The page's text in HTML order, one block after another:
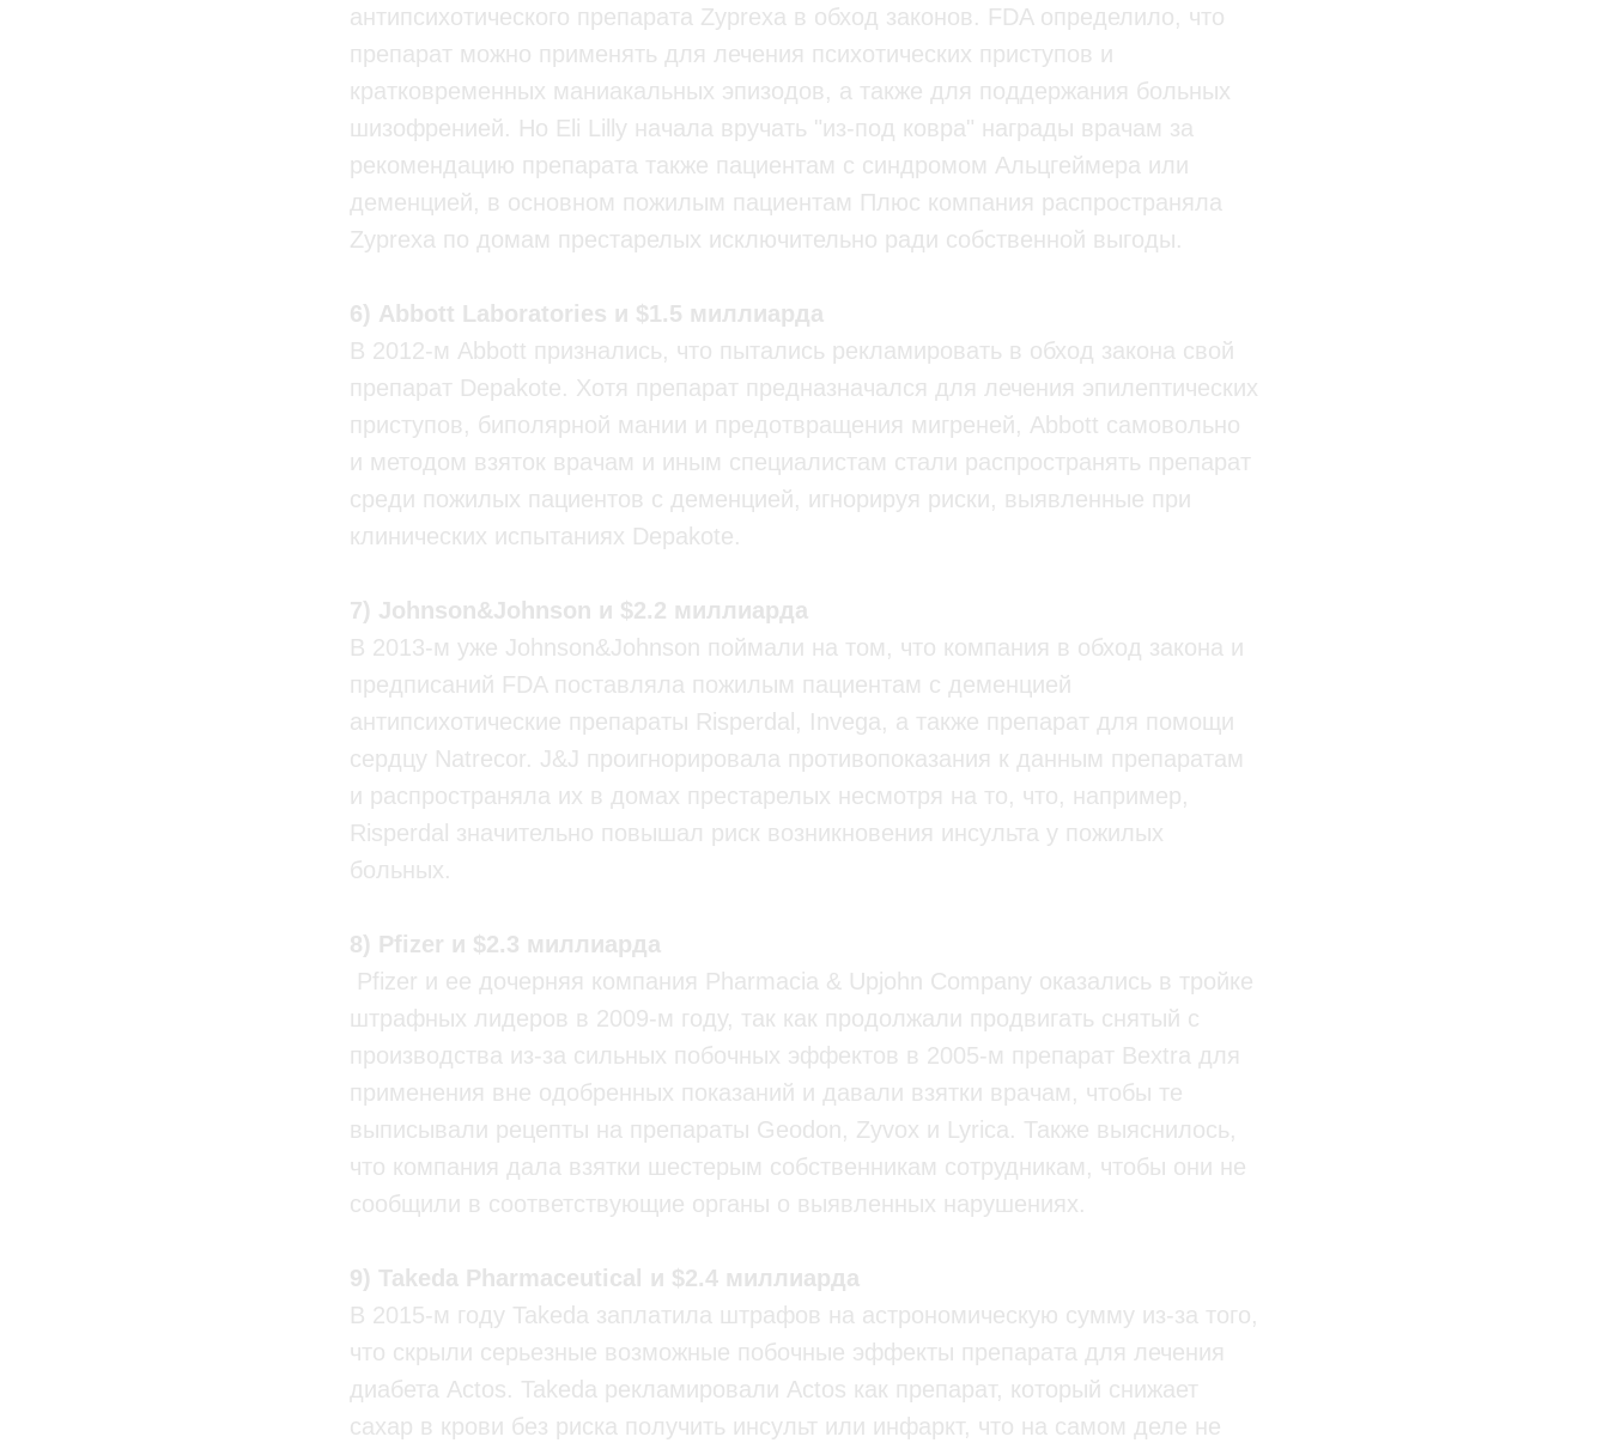
антипсихотического препарата Zyprexa в обход законов. FDA определило, что
препарат можно применять для лечения психотических приступов и
кратковременных маниакальных эпизодов, а также для поддержания больных
шизофренией. Но Eli Lilly начала вручать "из-под ковра" награды врачам за
рекомендацию препарата также пациентам с синдромом Альцгеймера или
деменцией, в основном пожилым пациентам Плюс компания распространяла
Zyprexa по домам престарелых исключительно ради собственной выгоды.
6) Abbott Laboratories и $1.5 миллиарда
В 2012-м Abbott признались, что пытались рекламировать в обход закона свой
препарат Depakote. Хотя препарат предназначался для лечения эпилептических
приступов, биполярной мании и предотвращения мигреней, Abbott самовольно
и методом взяток врачам и иным специалистам стали распространять препарат
среди пожилых пациентов с деменцией, игнорируя риски, выявленные при
клинических испытаниях Depakote.
7) Johnson&Johnson и $2.2 миллиарда
В 2013-м уже Johnson&Johnson поймали на том, что компания в обход закона и
предписаний FDA поставляла пожилым пациентам с деменцией
антипсихотические препараты Risperdal, Invega, а также препарат для помощи
сердцу Natrecor. J&J проигнорировала противопоказания к данным препаратам
и распространяла их в домах престарелых несмотря на то, что, например,
Risperdal значительно повышал риск возникновения инсульта у пожилых
больных.
8) Pfizer и $2.3 миллиарда
Pfizer и ее дочерняя компания Pharmacia & Upjohn Company оказались в тройке
штрафных лидеров в 2009-м году, так как продолжали продвигать снятый с
производства из-за сильных побочных эффектов в 2005-м препарат Bextra для
применения вне одобренных показаний и давали взятки врачам, чтобы те
выписывали рецепты на препараты Geodon, Zyvox и Lyrica. Также выяснилось,
что компания дала взятки шестерым собственникам сотрудникам, чтобы они не
сообщили в соответствующие органы о выявленных нарушениях.
9) Takeda Pharmaceutical и $2.4 миллиарда
В 2015-м году Takeda заплатила штрафов на астрономическую сумму из-за того,
что скрыли серьезные возможные побочные эффекты препарата для лечения
диабета Actos. Takeda рекламировали Actos как препарат, который снижает
сахар в крови без риска получить инсульт или инфаркт, что на самом деле не